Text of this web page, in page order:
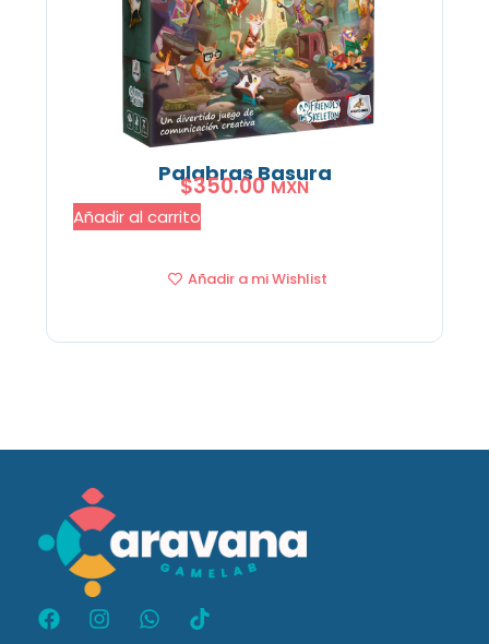
Palabras Basura
$350.00 MXN
Añadir al carrito
Añadir a mi Wishlist